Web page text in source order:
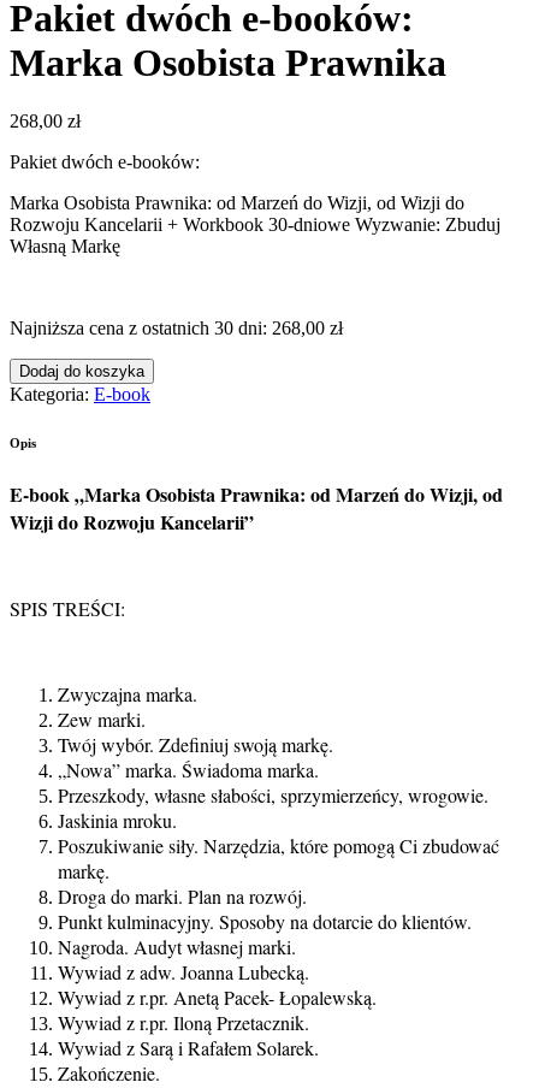
Pakiet dwóch e-booków:
Marka Osobista Prawnika
268,00 zł
Pakiet dwóch e-booków:
Marka Osobista Prawnika: od Marzeń do Wizji, od Wizji do
Rozwoju Kancelarii + Workbook 30-dniowe Wyzwanie: Zbuduj
Własną Markę
Najniższa cena z ostatnich 30 dni: 268,00 zł
Dodaj do koszyka
Kategoria: E-book
Opis
E-book „Marka Osobista Prawnika: od Marzeń do Wizji, od
Wizji do Rozwoju Kancelarii”
SPIS TREŚCI:
Zwyczajna marka.
Zew marki.
Twój wybór. Zdefiniuj swoją markę.
„Nowa” marka. Świadoma marka.
Przeszkody, własne słabości, sprzymierzeńcy, wrogowie.
Jaskinia mroku.
Poszukiwanie siły. Narzędzia, które pomogą Ci zbudować
markę.
Droga do marki. Plan na rozwój.
Punkt kulminacyjny. Sposoby na dotarcie do klientów.
Nagroda. Audyt własnej marki.
Wywiad z adw. Joanna Lubecką.
Wywiad z r.pr. Anetą Pacek- Łopalewską.
Wywiad z r.pr. Iloną Przetacznik.
Wywiad z Sarą i Rafałem Solarek.
Zakończenie.